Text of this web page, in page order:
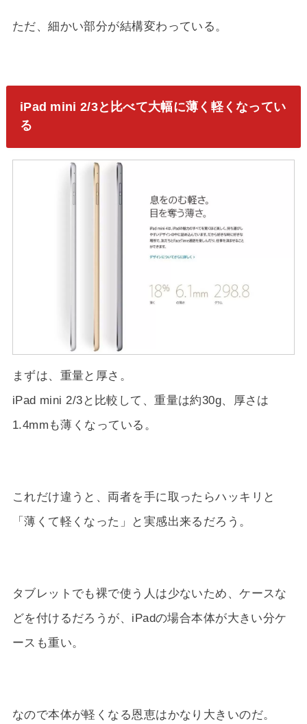
ただ、細かい部分が結構変わっている。
iPad mini 2/3と比べて大幅に薄く軽くなってい
る
まずは、重量と厚さ。
iPad mini 2/3と比較して、重量は約30g、厚さは
1.4mmも薄くなっている。
これだけ違うと、両者を手に取ったらハッキリと
「薄くて軽くなった」と実感出来るだろう。
タブレットでも裸で使う人は少ないため、ケースな
どを付けるだろうが、iPadの場合本体が大きい分ケ
ースも重い。
なので本体が軽くなる恩恵はかなり大きいのだ。